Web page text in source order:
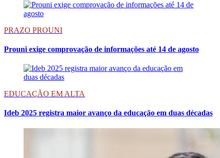
PRAZO PROUNI
Prouni exige comprovação de informações até 14 de agosto
EDUCAÇÃO EM ALTA
Ideb 2025 registra maior avanço da educação em duas décadas